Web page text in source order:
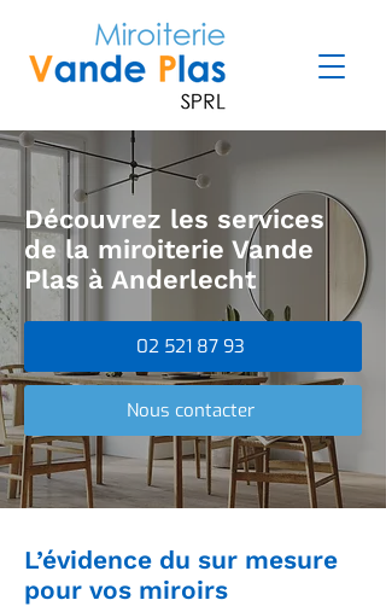
Découvrez les services
de la miroiterie Vande
Plas à Anderlecht
02 521 87 93
Nous contacter
L’évidence du sur mesure
pour vos miroirs